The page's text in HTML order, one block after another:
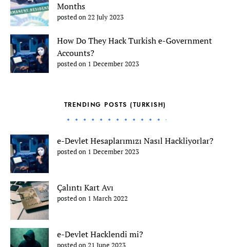
Months
posted on 22 July 2023
How Do They Hack Turkish e-Government
Accounts?
posted on 1 December 2023
TRENDING POSTS (TURKISH)
e-Devlet Hesaplarımızı Nasıl Hackliyorlar?
posted on 1 December 2023
Çalıntı Kart Avı
posted on 1 March 2022
e-Devlet Hacklendi mi?
posted on 21 June 2023